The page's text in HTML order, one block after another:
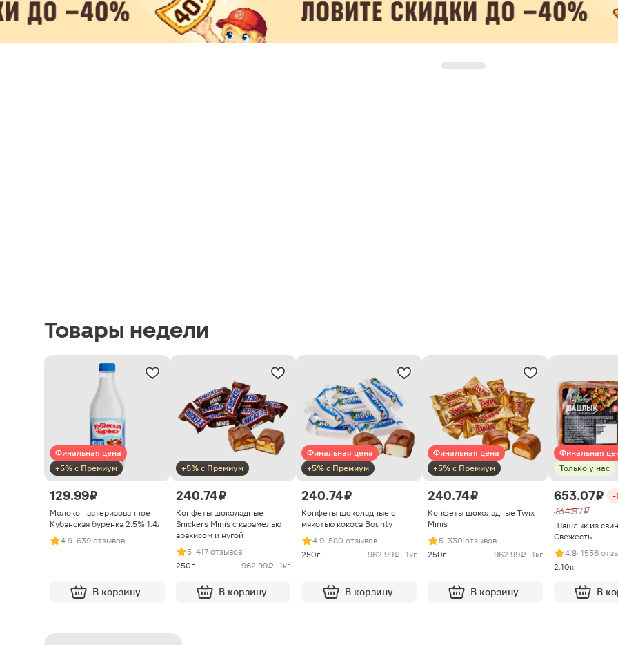
Товары недели
Финальная цена
+5% с Премиум
129.99 ₽
Молоко пастеризованное
Кубанская буренка 2.5% 1.4л
4.9· 639 отзывов
В корзину
+5% с Премиум
240.74 ₽
Конфеты шоколадные
Snickers Minis с карамелью
арахисом и нугой
5· 417 отзывов
250г
962.99 ₽ · 1кг
В корзину
Финальная цена
+5% с Премиум
240.74 ₽
Конфеты шоколадные с
мякотью кокоса Bounty
4.9· 580 отзывов
250г
962.99 ₽ · 1кг
В корзину
Финальная цена
+5% с Премиум
240.74 ₽
Конфеты шоколадные Twix
Minis
5· 330 отзывов
250г
962.99 ₽ · 1кг
В корзину
Финальная
Только у нас
653.07 ₽ -
734.97 ₽
Шашлык из
Свежесть
4.8· 1536
2.10кг
В